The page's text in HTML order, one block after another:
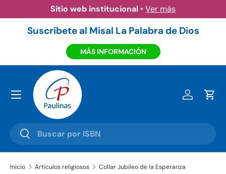
Ir al contenido
Sitio web institucional • Ver más
Suscríbete al Misal La Palabra de Dios
MÁS INFORMACIÓN
Buscar
Buscar
Iniciar
Menú
Inicio Artículos religiosos Collar Jubileo de la Esperanza